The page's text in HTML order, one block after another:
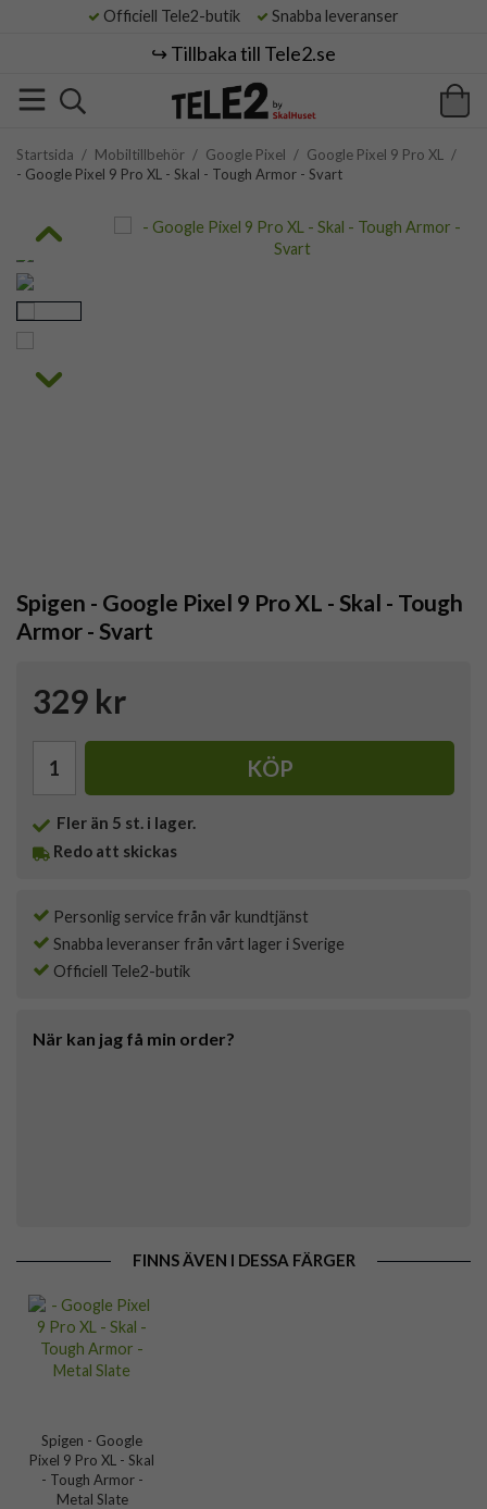
Officiell Tele2-butik Snabba leveranser
↪️ Tillbaka till Tele2.se
Startsida / Mobiltillbehör / Google Pixel / Google Pixel 9 Pro XL
/
- Google Pixel 9 Pro XL - Skal - Tough Armor - Svart
Spigen - Google Pixel 9 Pro XL - Skal - Tough
Armor - Svart
329 kr
KÖP
Fler än 5 st. i lager.
Redo att skickas
Personlig service från vår kundtjänst
Snabba leveranser från vårt lager i Sverige
Officiell Tele2-butik
När kan jag få min order?
FINNS ÄVEN I DESSA FÄRGER
Spigen - Google
Pixel 9 Pro XL - Skal
- Tough Armor -
Metal Slate